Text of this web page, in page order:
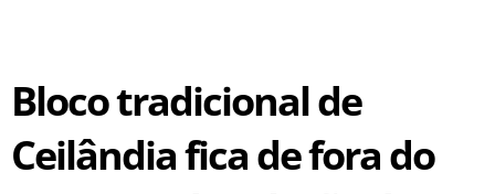
Bloco tradicional de
Ceilândia fica de fora do